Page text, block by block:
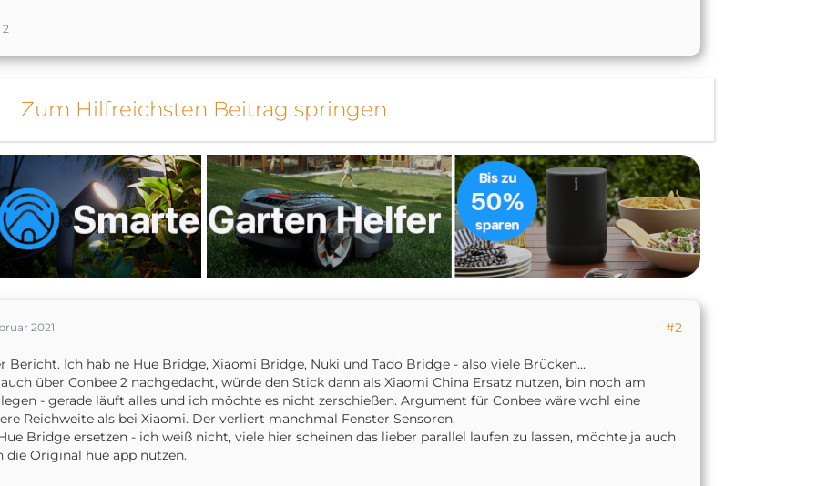
2
Zum Hilfreichsten Beitrag springen
2021 #2
Bericht. Ich hab ne Hue Bridge, Xiaomi Bridge, Nuki und Tado Bridge - also viele Brücken...
über Conbee 2 nachgedacht, würde den Stick dann als Xiaomi China Ersatz nutzen, bin noch am
- gerade läuft alles und ich möchte es nicht zerschießen. Argument für Conbee wäre wohl eine
Reichweite als bei Xiaomi. Der verliert manchmal Fenster Sensoren.
Bridge ersetzen - ich weiß nicht, viele hier scheinen das lieber parallel laufen zu lassen, möchte ja auch
die Original hue app nutzen.